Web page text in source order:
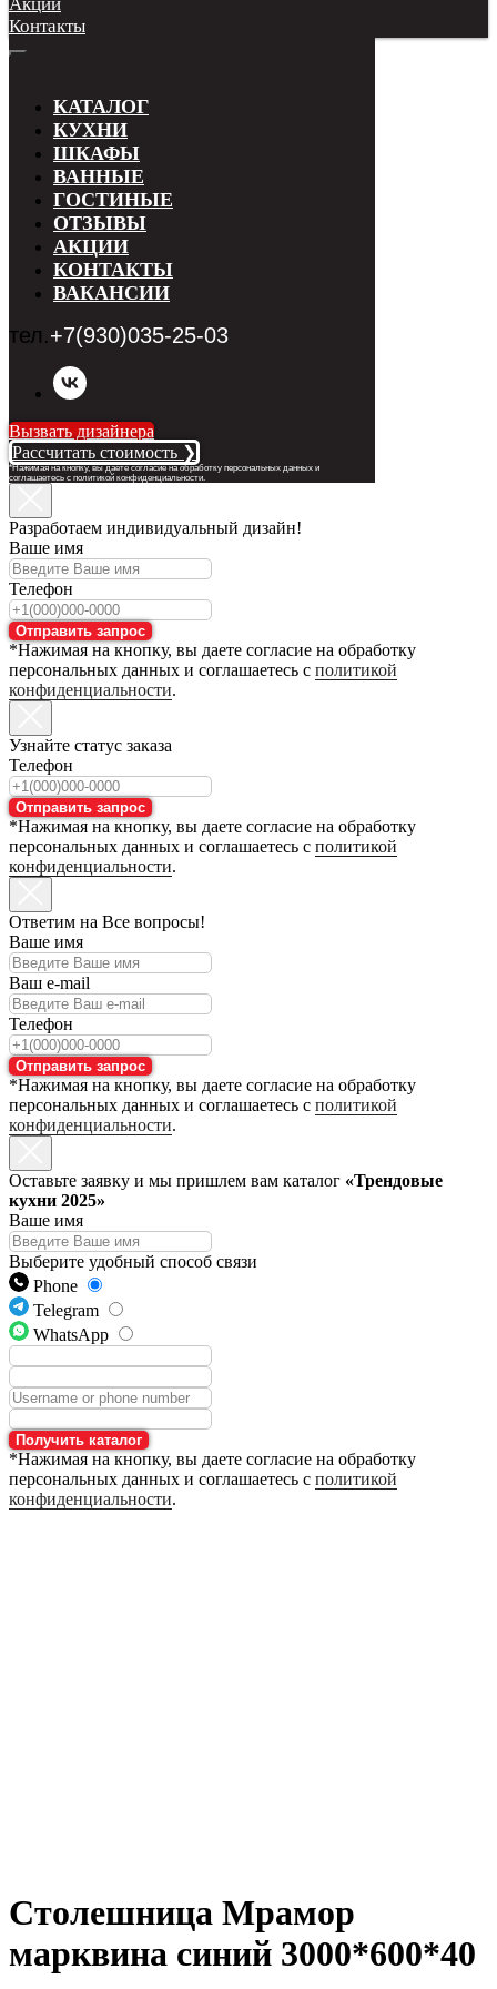
Контакты
КАТАЛОГ
КУХНИ
ШКАФЫ
ВАННЫЕ
ГОСТИНЫЕ
ОТЗЫВЫ
АКЦИИ
КОНТАКТЫ
ВАКАНСИИ
тел.+7(930)035-25-03
Вызвать дизайнера
Рассчитать стоимость ❯
*Нажимая на кнопку, вы даете согласие на обработку персональных данных и
соглашаетесь с политикой конфиденциальности.
Разработаем индивидуальный дизайн!
Ваше имя
Телефон
Отправить запрос
*Нажимая на кнопку, вы даете согласие на обработку
персональных данных и соглашаетесь с политикой
конфиденциальности.
Узнайте статус заказа
Телефон
Отправить запрос
*Нажимая на кнопку, вы даете согласие на обработку
персональных данных и соглашаетесь с политикой
конфиденциальности.
Ответим на Все вопросы!
Ваше имя
Ваш e-mail
Телефон
Отправить запрос
*Нажимая на кнопку, вы даете согласие на обработку
персональных данных и соглашаетесь с политикой
конфиденциальности.
Оставьте заявку и мы пришлем вам каталог «Трендовые
кухни 2025»
Ваше имя
Выберите удобный способ связи
Phone
Telegram
WhatsApp
Получить каталог
*Нажимая на кнопку, вы даете согласие на обработку
персональных данных и соглашаетесь с политикой
конфиденциальности.
Столешница Мрамор
марквина синий 3000*600*40